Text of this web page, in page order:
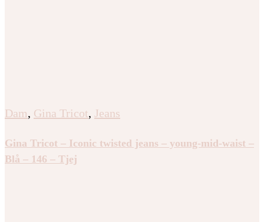
Dam, Gina Tricot, Jeans
Gina Tricot – Iconic twisted jeans – young-mid-waist –
Blå – 146 – Tjej